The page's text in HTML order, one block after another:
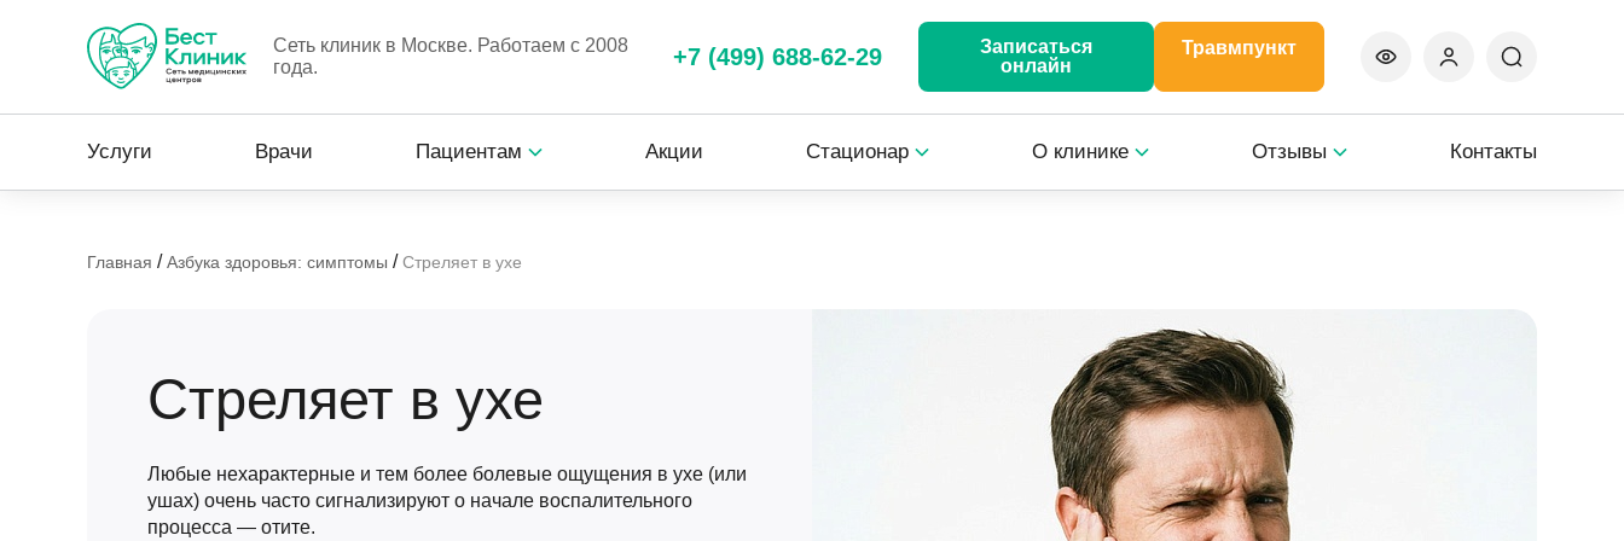
Сеть клиник в Москве. Работаем с 2008
года.
+7 (499) 688-62-29
Записаться
онлайн
Травмпункт
Услуги Врачи Пациентам Акции Стационар О клинике Отзывы Контакты
Главная /Азбука здоровья: симптомы /Стреляет в ухе
Стреляет в ухе
Любые нехарактерные и тем более болевые ощущения в ухе (или
ушах) очень часто сигнализируют о начале воспалительного
процесса — отите.